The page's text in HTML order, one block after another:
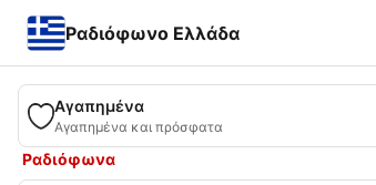
Ραδιόφωνο Ελλάδα
Αγαπημένα
Αγαπημένα και πρόσφατα
Ραδιόφωνα